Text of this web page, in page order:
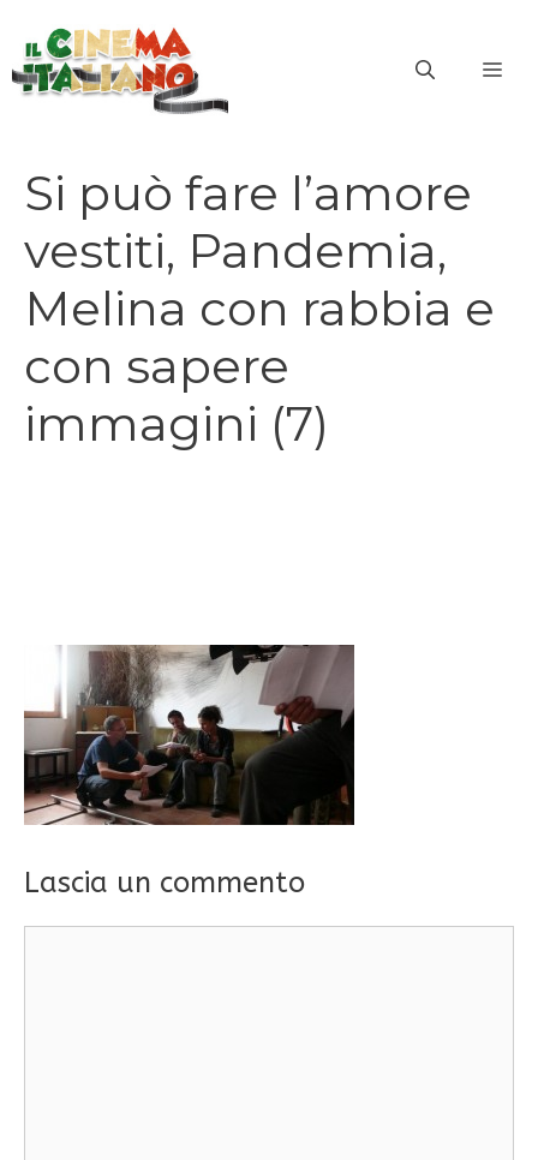
contenuto
Si può fare l’amore
vestiti, Pandemia,
Melina con rabbia e
con sapere
immagini (7)
Lascia un commento